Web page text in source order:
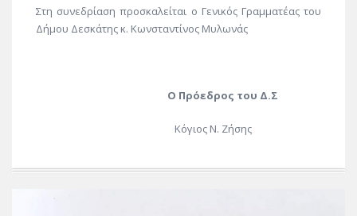
Στη συνεδρίαση προσκαλείται ο Γενικός Γραμματέας του
Δήμου Δεσκάτης κ. Κωνσταντίνος Μυλωνάς
Ο Πρόεδρος του Δ.Σ
Κόγιος Ν. Ζήσης